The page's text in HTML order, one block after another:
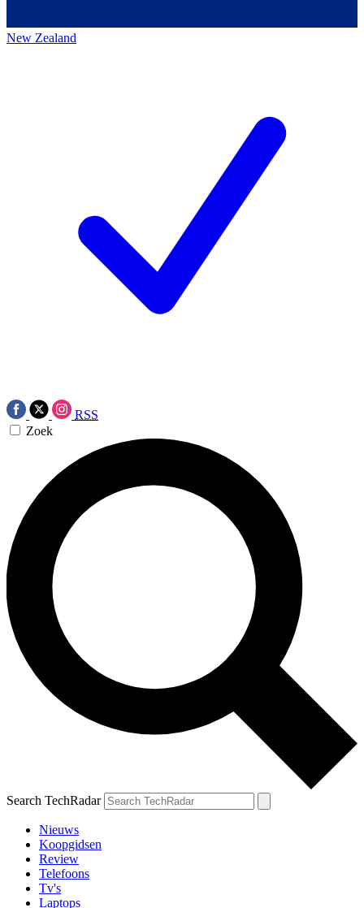
New Zealand
RSS
Zoek
Search TechRadar
Nieuws
Koopgidsen
Review
Telefoons
Tv's
Laptops